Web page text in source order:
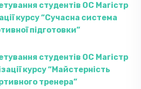
студентів ОС Магістр
курсу “Сучасна система
підготовки”
студентів ОС Магістр
курсу “Майстерність
тренера”